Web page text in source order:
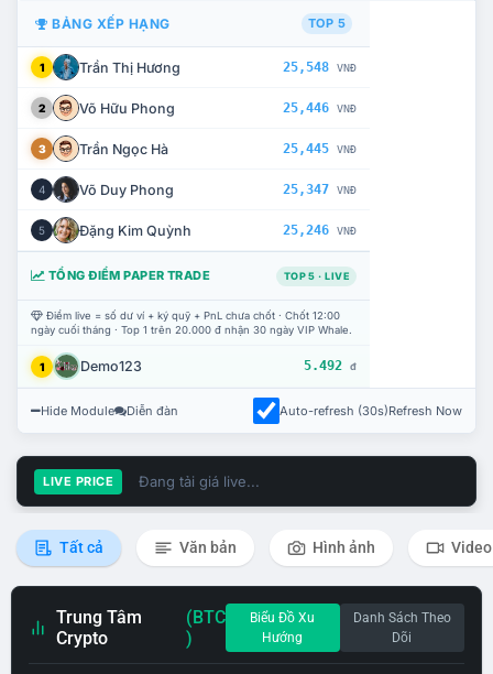
BẢNG XẾP HẠNG TOP 5
1 Trần Thị Hương 25,548 VNĐ
2 Võ Hữu Phong 25,446 VNĐ
3 Trần Ngọc Hà 25,445 VNĐ
4 Võ Duy Phong 25,347 VNĐ
5 Đặng Kim Quỳnh 25,246 VNĐ
TỔNG ĐIỂM PAPER TRADE TOP 5 · LIVE
Điểm live = số dư ví + ký quỹ + PnL chưa chốt · Chốt 12:00
ngày cuối tháng · Top 1 trên 20.000 đ nhận 30 ngày VIP Whale.
1 Demo123 5.492 đ
Hide Module Diễn đàn Auto-refresh (30s)Refresh Now
LIVE PRICE Đang tải giá live...
Tất cả Văn bản Hình ảnh Video
Trung Tâm
Crypto
(BTC
)
Biểu Đồ Xu
Hướng
Danh Sách Theo
Dõi